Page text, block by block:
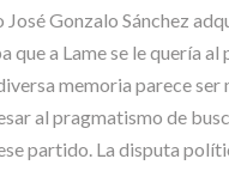
Gonzalo Sánchez
que a Lame se le quería
memoria parece
al pragmatismo de
partido. La disputa